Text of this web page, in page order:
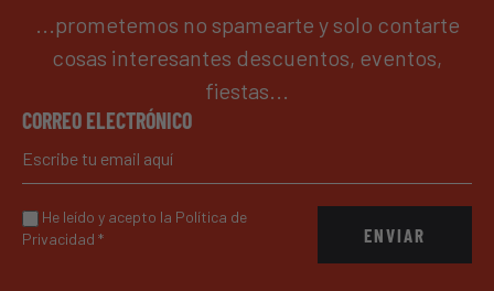
...prometemos no spamearte y solo contarte
cosas interesantes descuentos, eventos,
fiestas...
CORREO ELECTRÓNICO
ENVIAR
He leído y acepto la Política de
Privacidad *